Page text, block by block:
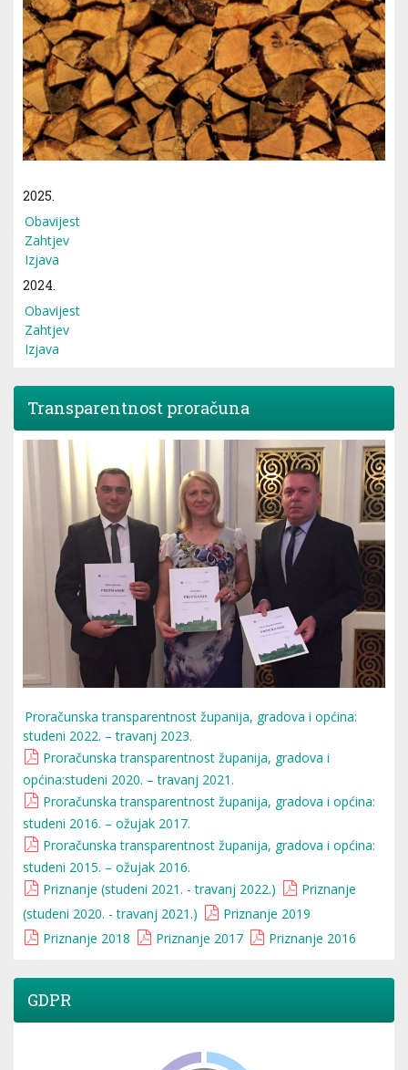
2025.
Obavijest
Zahtjev
Izjava
2024.
Obavijest
Zahtjev
Izjava
Transparentnost proračuna
Proračunska transparentnost županija, gradova i općina:
studeni 2022. – travanj 2023.
Proračunska transparentnost županija, gradova i
općina:studeni 2020. – travanj 2021.
Proračunska transparentnost županija, gradova i općina:
studeni 2016. – ožujak 2017.
Proračunska transparentnost županija, gradova i općina:
studeni 2015. – ožujak 2016.
Priznanje (studeni 2021. - travanj 2022.)
Priznanje
(studeni 2020. - travanj 2021.)
Priznanje 2019
Priznanje 2018
Priznanje 2017 Priznanje 2016
GDPR